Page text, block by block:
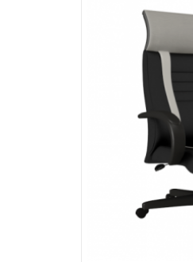
Kursi
*Harga
Ready